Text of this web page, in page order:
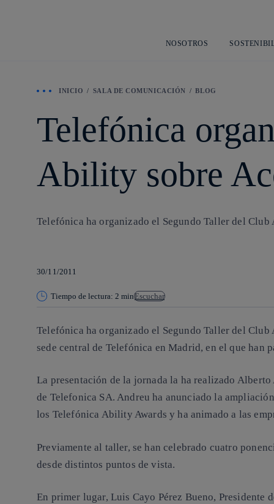
NOSOTROS
INICIO SALA DE COMUNICACIÓN BLOG
Telefónica
Ability sobre
Telefónica ha organizado el Segundo Taller del
30/11/2011
Tiempo de lectura: 2 minEscuchar
Telefónica ha organizado el Segundo Taller del Club
sede central de Telefónica en Madrid, en el que han
La presentación de la jornada la ha realizado
de Telefonica SA. Andreu ha anunciado la
los Telefónica Ability Awards y ha animado a las
Previamente al taller, se han celebrado cuatro
desde distintos puntos de vista.
En primer lugar, Luis Cayo Pérez Bueno, Presidente